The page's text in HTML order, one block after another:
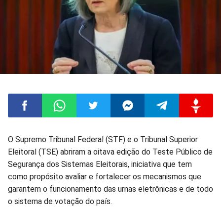
Compartilhar
no
Facebook
Compartilhar
no
Whatsapp
Compartilhar
no
Twitter
Compartilhar
no
Messenger
Compartilhar
no
Telegram
no
Gettr
O Supremo Tribunal Federal (STF) e o Tribunal Superior
Eleitoral (TSE) abriram a oitava edição do Teste Público de
Segurança dos Sistemas Eleitorais, iniciativa que tem
como propósito avaliar e fortalecer os mecanismos que
garantem o funcionamento das urnas eletrônicas e de todo
o sistema de votação do país.